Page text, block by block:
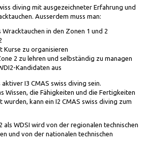
diving mit ausgezeichneter Erfahrung und
Ausserdem muss man:
in den Zonen 1 und 2
Kurse zu organisieren
2 zu lehren und selbständig zu managen
Kandidaten aus
I3 CMAS swiss diving sein.
Wissen, die Fähigkeiten und die Fertigkeiten
kann ein I2 CMAS swiss diving zum
als WDSI wird von der regionalen technischen
und von der nationalen technischen